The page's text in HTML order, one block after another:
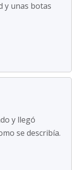
y unas botas
y llegó
se describía.